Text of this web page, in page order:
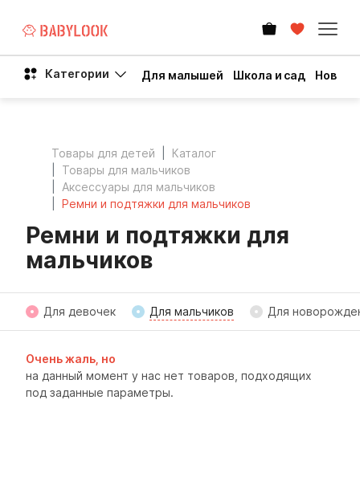
Категории Для малышей Школа и сад Новый
Товары для детей
Каталог
Товары для мальчиков
Аксессуары для мальчиков
Ремни и подтяжки для мальчиков
Ремни и подтяжки для
мальчиков
Для девочек Для мальчиков Для
Очень жаль, но
на данный момент у нас нет товаров, подходящих
под заданные параметры.